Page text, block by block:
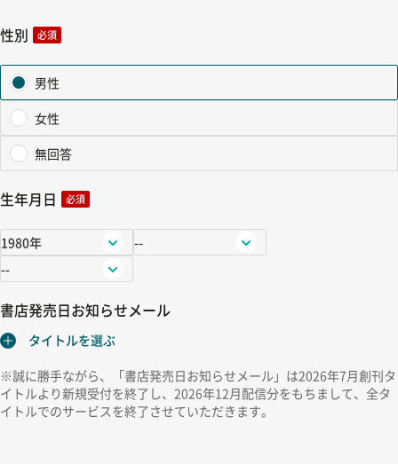
性別 必須
男性
女性
無回答
生年月日 必須
書店発売日お知らせメール
※誠に勝手ながら、「書店発売日お知らせメール」は2026年7月創刊タ
イトルより新規受付を終了し、2026年12月配信分をもちまして、全タ
イトルでのサービスを終了させていただきます。